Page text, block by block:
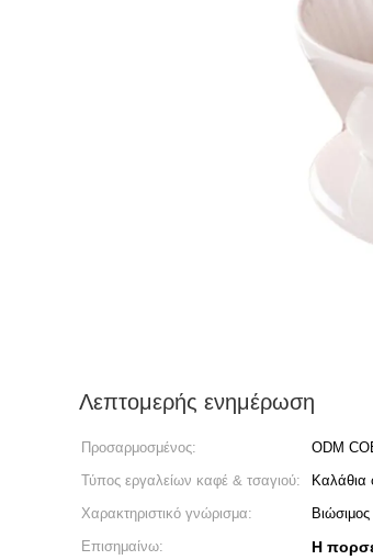
Λεπτομερής ενημέρωση
Προσαρμοσμένος: ODM
Τύπος εργαλείων καφέ & τσαγιού:
Καλάθια
Χαρακτηριστικό γνώρισμα:
Βιώσιμος
Επισημαίνω:
Η